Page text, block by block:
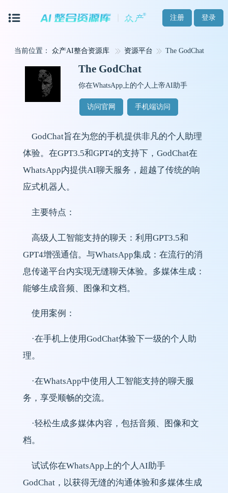
注册 登录
当前位置： 众产AI整合资源库 资源平台 The GodChat
The GodChat
你在WhatsApp上的个人上帝AI助手
访问官网 手机端访问
GodChat旨在为您的手机提供非凡的个人助理
体验。在GPT3.5和GPT4的支持下，GodChat在
WhatsApp内提供AI聊天服务，超越了传统的响
应式机器人。
主要特点：
高级人工智能支持的聊天：利用GPT3.5和
GPT4增强通信。与WhatsApp集成：在流行的消
息传递平台内实现无缝聊天体验。多媒体生成：
能够生成音频、图像和文档。
使用案例：
·在手机上使用GodChat体验下一级的个人助
理。
·在WhatsApp中使用人工智能支持的聊天服
务，享受顺畅的交流。
·轻松生成多媒体内容，包括音频、图像和文
档。
试试你在WhatsApp上的个人AI助手
GodChat，以获得无缝的沟通体验和多媒体生成